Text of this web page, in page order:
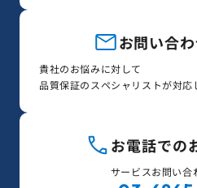
お問い合
貴社のお悩みに対して
品質保証のスペシャリストが対応
お電話での
サービスお問い合